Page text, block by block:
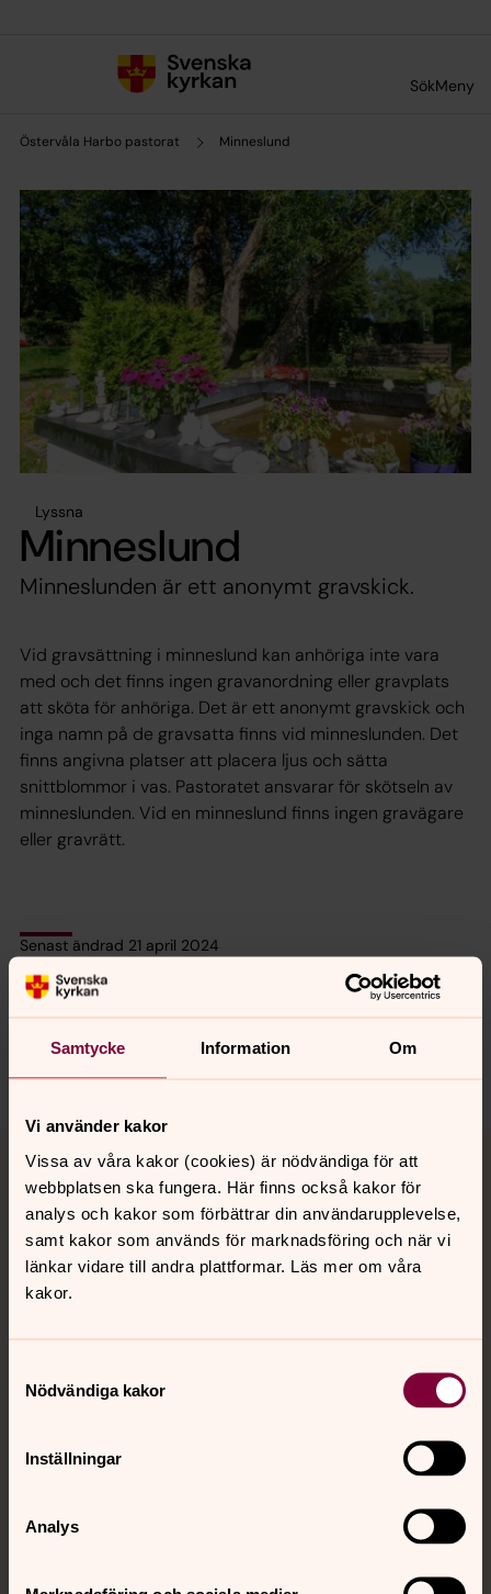
Samtycke Information Om
Vi använder kakor
Vissa av våra kakor (cookies) är nödvändiga för att
webbplatsen ska fungera. Här finns också kakor för
analys och kakor som förbättrar din användarupplevelse,
samt kakor som används för marknadsföring och när vi
länkar vidare till andra plattformar. Läs mer om våra
kakor.
Nödvändiga kakor
Inställningar
Analys
SökMeny
Östervåla Harbo pastorat Minneslund
Lyssna
Minneslund
Minneslunden är ett anonymt gravskick.
Vid gravsättning i minneslund kan anhöriga inte vara
med och det finns ingen gravanordning eller gravplats
att sköta för anhöriga. Det är ett anonymt gravskick och
inga namn på de gravsatta finns vid minneslunden. Det
finns angivna platser att placera ljus och sätta
snittblommor i vas. Pastoratet ansvarar för skötseln av
minneslunden. Vid en minneslund finns ingen gravägare
eller gravrätt.
Senast ändrad 21 april 2024
Synpunkter eller frågor på sidans
innehåll?
Tillbaka till toppen
Tillbaka till innehållet
Kontakt
Kalender